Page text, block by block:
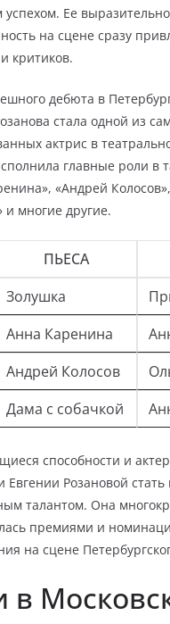
Ее
на сцене сразу
критиков.
дебюта в
стала одной из
актрис в
главные роли в
«Андрей
и многие другие.
ПЬЕСА
Золушка
Анна Каренина
Андрей Колосов
Дама с собачкой
способности и
Евгении Розановой
талантом. Она
премиями и
на сцене
в